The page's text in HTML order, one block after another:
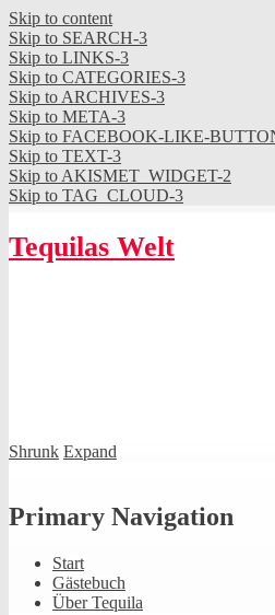
Skip to content
Skip to SEARCH-3
Skip to LINKS-3
Skip to CATEGORIES-3
Skip to ARCHIVES-3
Skip to META-3
Skip to FACEBOOK-LIKE-
Skip to TEXT-3
Skip to AKISMET_WIDGET-2
Skip to TAG_CLOUD-3
Tequilas Welt
Shrunk Expand
Primary Navigation
Start
Gästebuch
Über Tequila